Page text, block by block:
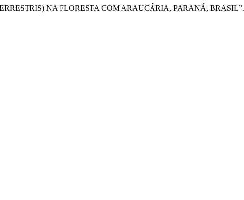
NA FLORESTA COM ARAUCÁRIA, PARANÁ, BRASIL”.